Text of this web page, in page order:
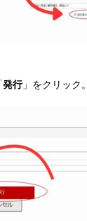
発行」をクリック。